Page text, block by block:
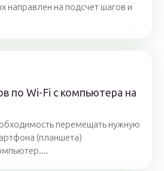
направлен на подсчет шагов и
по Wi-Fi с компьютера на
перемещать нужную
(планшета)